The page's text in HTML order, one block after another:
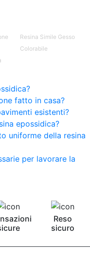
Resina Simile Gesso
Colorabile
fatto in casa?
esistenti?
epossidica?
uniforme della resina
per lavorare la
Reso
sicuro